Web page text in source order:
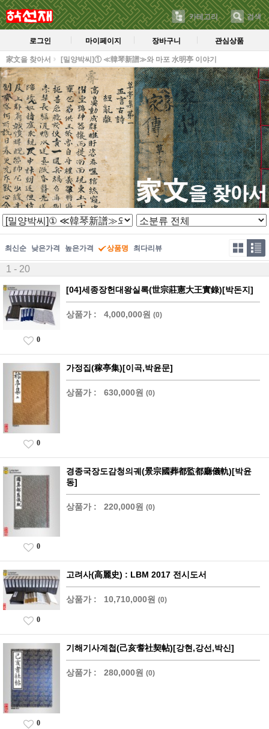
카테고리 검색
로그인 마이페이지 장바구니 관심상품
家文을 찾아서 [밀양박씨]① ≪韓琴新譜≫와 마포 水明亭 이야기
최신순 낮은가격 높은가격 상품명 최다리뷰
1 - 20
[04]세종장헌대왕실록(世宗莊憲大王實錄)[박돈지]
상품가 : 4,000,000원 (0)
0
가정집(稼亭集)[이곡,박윤문]
상품가 : 630,000원 (0)
0
경종국장도감청의궤(景宗國葬都監都廳儀軌)[박윤
동]
상품가 : 220,000원 (0)
0
고려사(高麗史) : LBM 2017 전시도서
상품가 : 10,710,000원 (0)
0
기해기사계첩(己亥耆社契帖)[강현,강선,박신]
상품가 : 280,000원 (0)
0